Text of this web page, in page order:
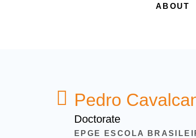
ABOUT
Pedro
Doctorate
EPGE ESCOLA